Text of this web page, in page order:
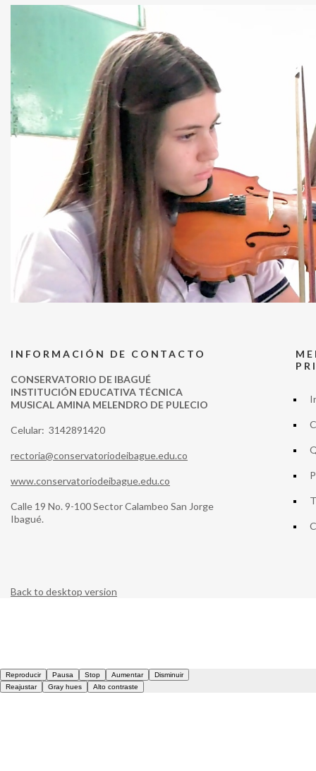
INFORMACIÓN DE CONTACTO
CONSERVATORIO DE IBAGUÉ
INSTITUCIÓN EDUCATIVA TÉCNICA
MUSICAL AMINA MELENDRO DE PULECIO
Celular: 3142891420
rectoria@conservatoriodeibague.edu.co
www.conservatoriodeibague.edu.co
Calle 19 No. 9-100 Sector Calambeo San Jorge
Ibagué.
Back to desktop version